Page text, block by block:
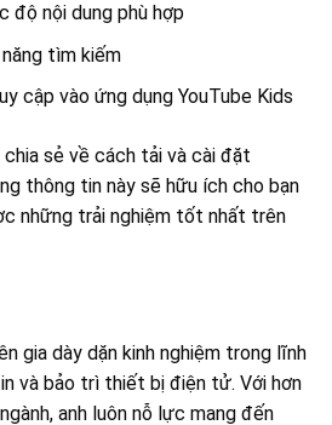
độ nội dung phù hợp
tìm kiếm
cập vào ứng dụng YouTube Kids
sẻ về cách tải và cài đặt
thông tin này sẽ hữu ích cho bạn
những trải nghiệm tốt nhất trên
gia dày dặn kinh nghiệm trong lĩnh
và bảo trì thiết bị điện tử. Với hơn
anh luôn nỗ lực mang đến